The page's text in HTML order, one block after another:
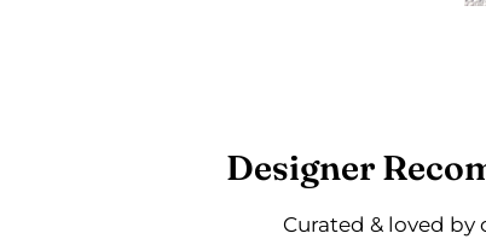
Designer
Curated & loved by